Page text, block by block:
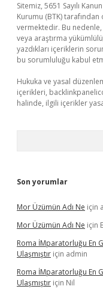
Sitemiz, 5651 Sayılı
Kurumu (BTK) tarafından
vermektedir. Bu
veya araştırma
yazdıkları içeriklerin
bu sorumluluğu kabul
Hukuka ve yasal
içerikleri,
halinde, ilgili içerikler
Son yorumlar
Mor Üzümün Adı Ne için
Mor Üzümün Adı Ne için
Roma İMparatorluğu En
Ulaşmıştır için admin
Roma İMparatorluğu En
Ulaşmıştır için Nil